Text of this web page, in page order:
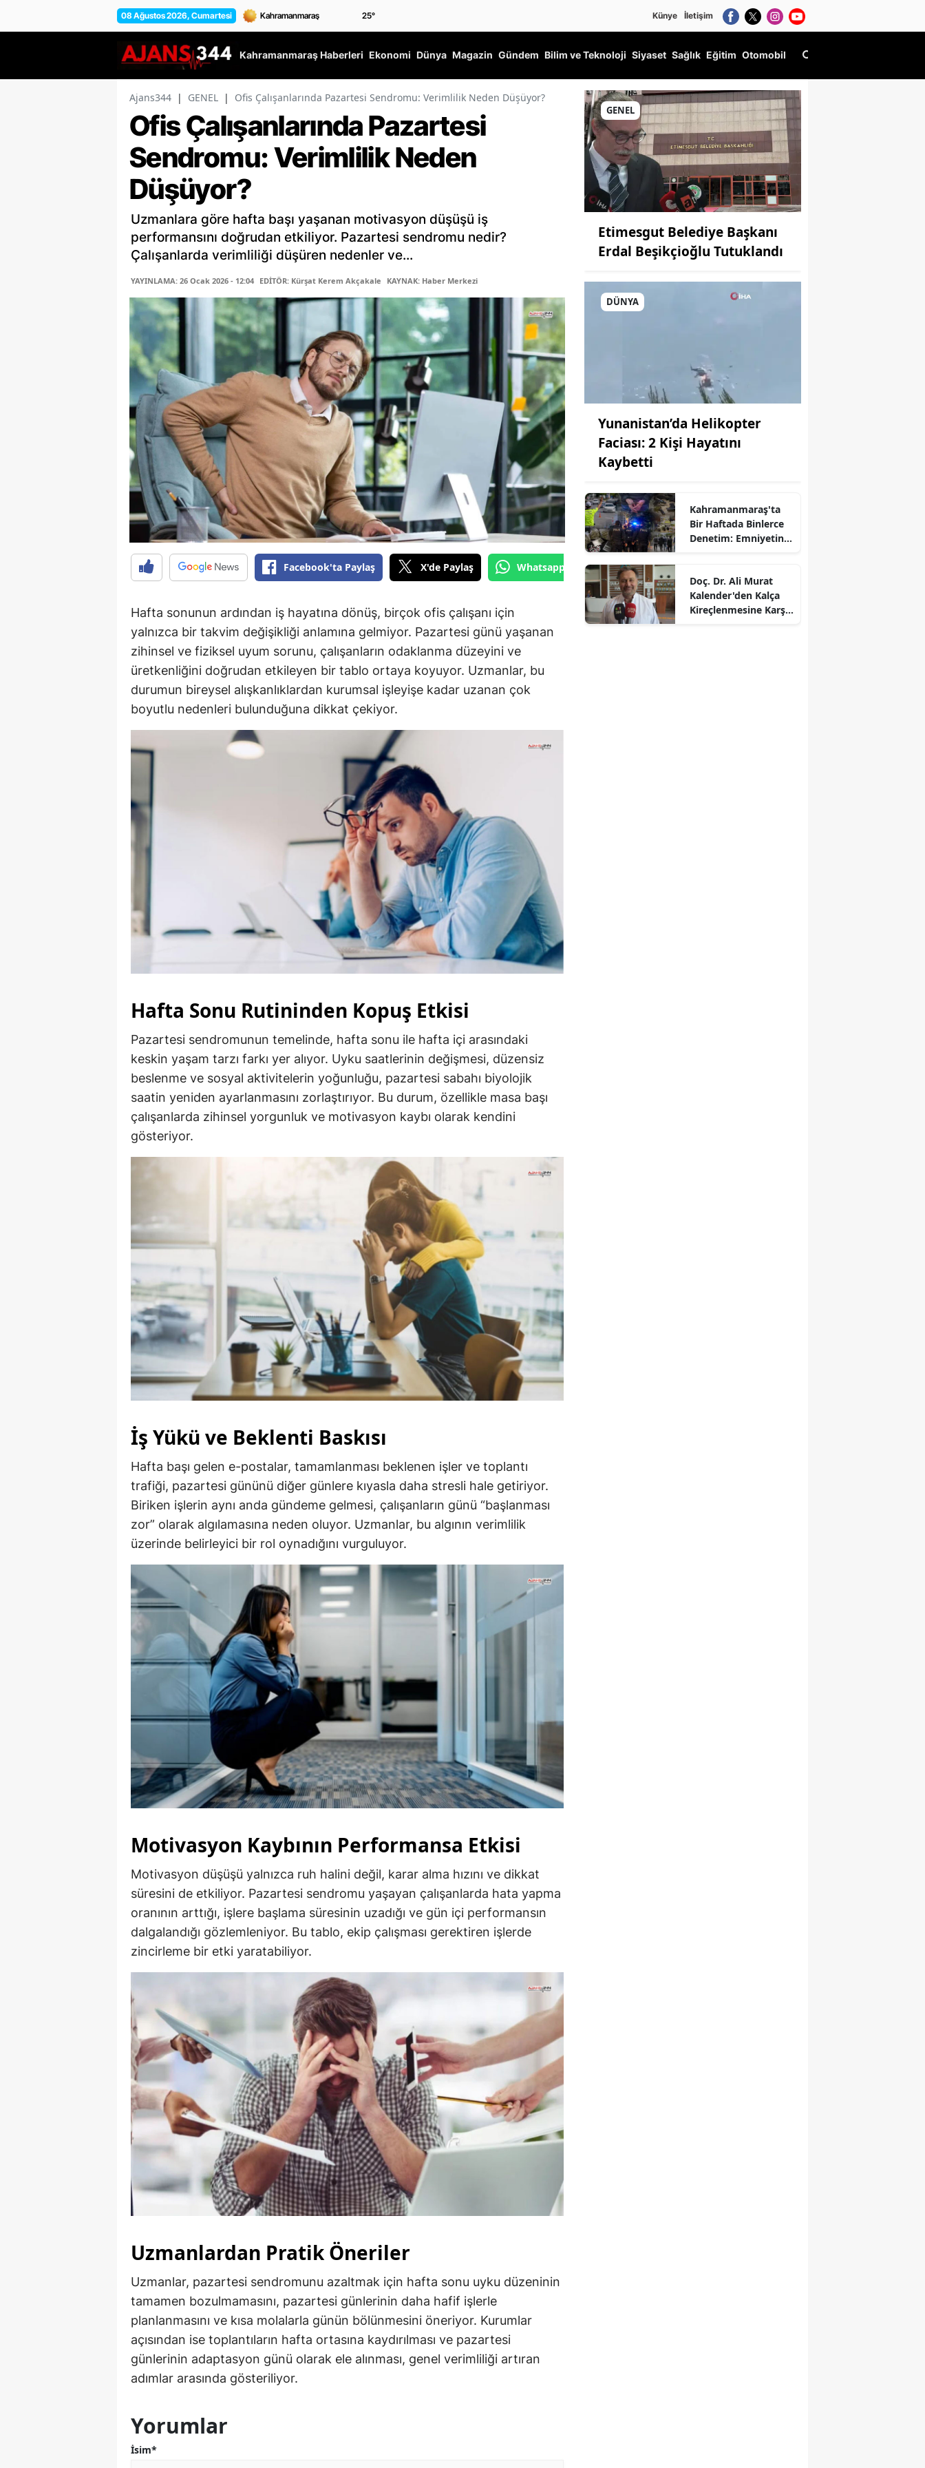
08 Ağustos 2026, Cumartesi 25° Künye İletişim
Kahramanmaraş Haberleri Ekonomi Dünya Magazin Gündem Bilim ve Teknoloji Siyaset Sağlık Eğitim Otomobil
Ajans344 | GENEL | Ofis Çalışanlarında Pazartesi Sendromu: Verimlilik Neden Düşüyor?
Ofis Çalışanlarında Pazartesi
Sendromu: Verimlilik Neden
Düşüyor?
Uzmanlara göre hafta başı yaşanan motivasyon düşüşü iş
performansını doğrudan etkiliyor. Pazartesi sendromu nedir?
Çalışanlarda verimliliği düşüren nedenler ve...
YAYINLAMA: 26 Ocak 2026 - 12:04 EDİTÖR: Kürşat Kerem Akçakale KAYNAK: Haber Merkezi
Facebook'ta Paylaş X'de Paylaş Whatsapp'tan Gönder
Hafta sonunun ardından iş hayatına dönüş, birçok ofis çalışanı için
yalnızca bir takvim değişikliği anlamına gelmiyor. Pazartesi günü yaşanan
zihinsel ve fiziksel uyum sorunu, çalışanların odaklanma düzeyini ve
üretkenliğini doğrudan etkileyen bir tablo ortaya koyuyor. Uzmanlar, bu
durumun bireysel alışkanlıklardan kurumsal işleyişe kadar uzanan çok
boyutlu nedenleri bulunduğuna dikkat çekiyor.
Hafta Sonu Rutininden Kopuş Etkisi
Pazartesi sendromunun temelinde, hafta sonu ile hafta içi arasındaki
keskin yaşam tarzı farkı yer alıyor. Uyku saatlerinin değişmesi, düzensiz
beslenme ve sosyal aktivitelerin yoğunluğu, pazartesi sabahı biyolojik
saatin yeniden ayarlanmasını zorlaştırıyor. Bu durum, özellikle masa başı
çalışanlarda zihinsel yorgunluk ve motivasyon kaybı olarak kendini
gösteriyor.
İş Yükü ve Beklenti Baskısı
Hafta başı gelen e-postalar, tamamlanması beklenen işler ve toplantı
trafiği, pazartesi gününü diğer günlere kıyasla daha stresli hale getiriyor.
Biriken işlerin aynı anda gündeme gelmesi, çalışanların günü “başlanması
zor” olarak algılamasına neden oluyor. Uzmanlar, bu algının verimlilik
üzerinde belirleyici bir rol oynadığını vurguluyor.
Motivasyon Kaybının Performansa Etkisi
Motivasyon düşüşü yalnızca ruh halini değil, karar alma hızını ve dikkat
süresini de etkiliyor. Pazartesi sendromu yaşayan çalışanlarda hata yapma
oranının arttığı, işlere başlama süresinin uzadığı ve gün içi performansın
dalgalandığı gözlemleniyor. Bu tablo, ekip çalışması gerektiren işlerde
zincirleme bir etki yaratabiliyor.
Uzmanlardan Pratik Öneriler
Uzmanlar, pazartesi sendromunu azaltmak için hafta sonu uyku düzeninin
tamamen bozulmamasını, pazartesi günlerinin daha hafif işlerle
planlanmasını ve kısa molalarla günün bölünmesini öneriyor. Kurumlar
açısından ise toplantıların hafta ortasına kaydırılması ve pazartesi
günlerinin adaptasyon günü olarak ele alınması, genel verimliliği artıran
adımlar arasında gösteriliyor.
Yorumlar
İsim*
GENEL
Etimesgut Belediye Başkanı
Erdal Beşikçioğlu Tutuklandı
DÜNYA
Yunanistan’da Helikopter
Faciası: 2 Kişi Hayatını
Kaybetti
Kahramanmaraş'ta
Bir Haftada Binlerce
Denetim: Emniyetin
Doç. Dr. Ali Murat
Kalender'den Kalça
Kireçlenmesine Karşı